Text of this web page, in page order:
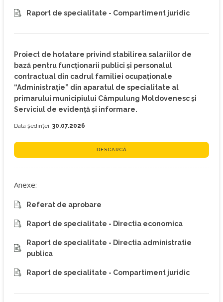
Raport de specialitate - Compartiment juridic
Proiect de hotatare privind stabilirea salariilor de
bază pentru funcționarii publici și personalul
contractual din cadrul familiei ocupaționale
“Administrație” din aparatul de specialitate al
primarului municipiului Câmpulung Moldovenesc și
Serviciul de evidență și informare.
Data ședinței: 30.07.2026
DESCARCĂ
Anexe:
Referat de aprobare
Raport de specialitate - Directia economica
Raport de specialitate - Directia administratie
publica
Raport de specialitate - Compartiment juridic